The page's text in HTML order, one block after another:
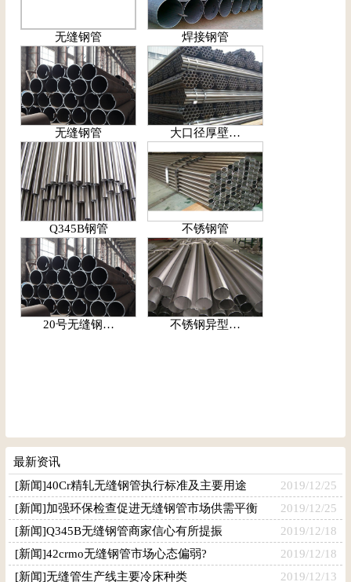
无缝钢管 焊接钢管
无缝钢管 大口径厚壁…
Q345B钢管 不锈钢管
20号无缝钢… 不锈钢异型…
最新资讯
[新闻]40Cr精轧无缝钢管执行标准及主要用途
2019/12/25
[新闻]加强环保检查促进无缝钢管市场供需平衡
2019/12/25
[新闻]Q345B无缝钢管商家信心有所提振
2019/12/18
[新闻]42crmo无缝钢管市场心态偏弱?
2019/12/18
[新闻]无缝管生产线主要冷床种类
2019/12/13